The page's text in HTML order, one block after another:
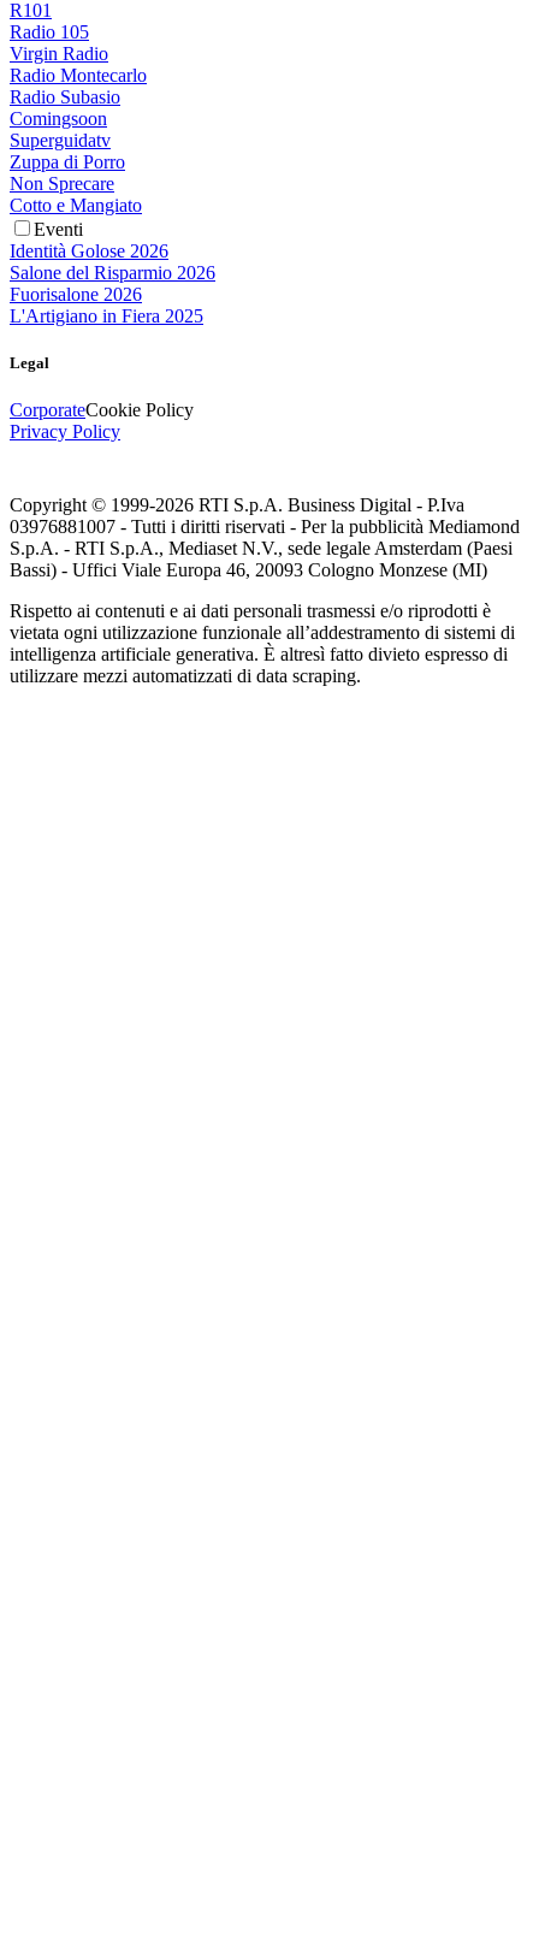
R101
Radio 105
Virgin Radio
Radio Montecarlo
Radio Subasio
Comingsoon
Superguidatv
Zuppa di Porro
Non Sprecare
Cotto e Mangiato
Eventi
Identità Golose 2026
Salone del Risparmio 2026
Fuorisalone 2026
L'Artigiano in Fiera 2025
Legal
CorporateCookie Policy
Privacy Policy
Copyright © 1999-2026 RTI S.p.A. Business Digital - P.Iva
03976881007 - Tutti i diritti riservati - Per la pubblicità Mediamond
S.p.A. - RTI S.p.A., Mediaset N.V., sede legale Amsterdam (Paesi
Bassi) - Uffici Viale Europa 46, 20093 Cologno Monzese (MI)
Rispetto ai contenuti e ai dati personali trasmessi e/o riprodotti è
vietata ogni utilizzazione funzionale all’addestramento di sistemi di
intelligenza artificiale generativa. È altresì fatto divieto espresso di
utilizzare mezzi automatizzati di data scraping.